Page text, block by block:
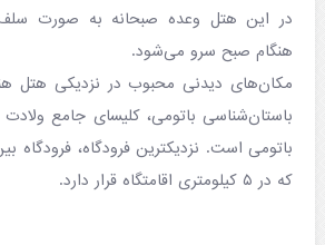
در این هتل وعده صبحانه به صورت
هنگام صبح سرو می‌شود.
مکان‌های دیدنی محبوب در نزدیکی هتل
باستان‌شناسی باتومی، کلیسای جامع
باتومی است. نزدیکترین فرودگاه، فرودگاه
که در ۵ کیلومتری اقامتگاه قرار دارد.